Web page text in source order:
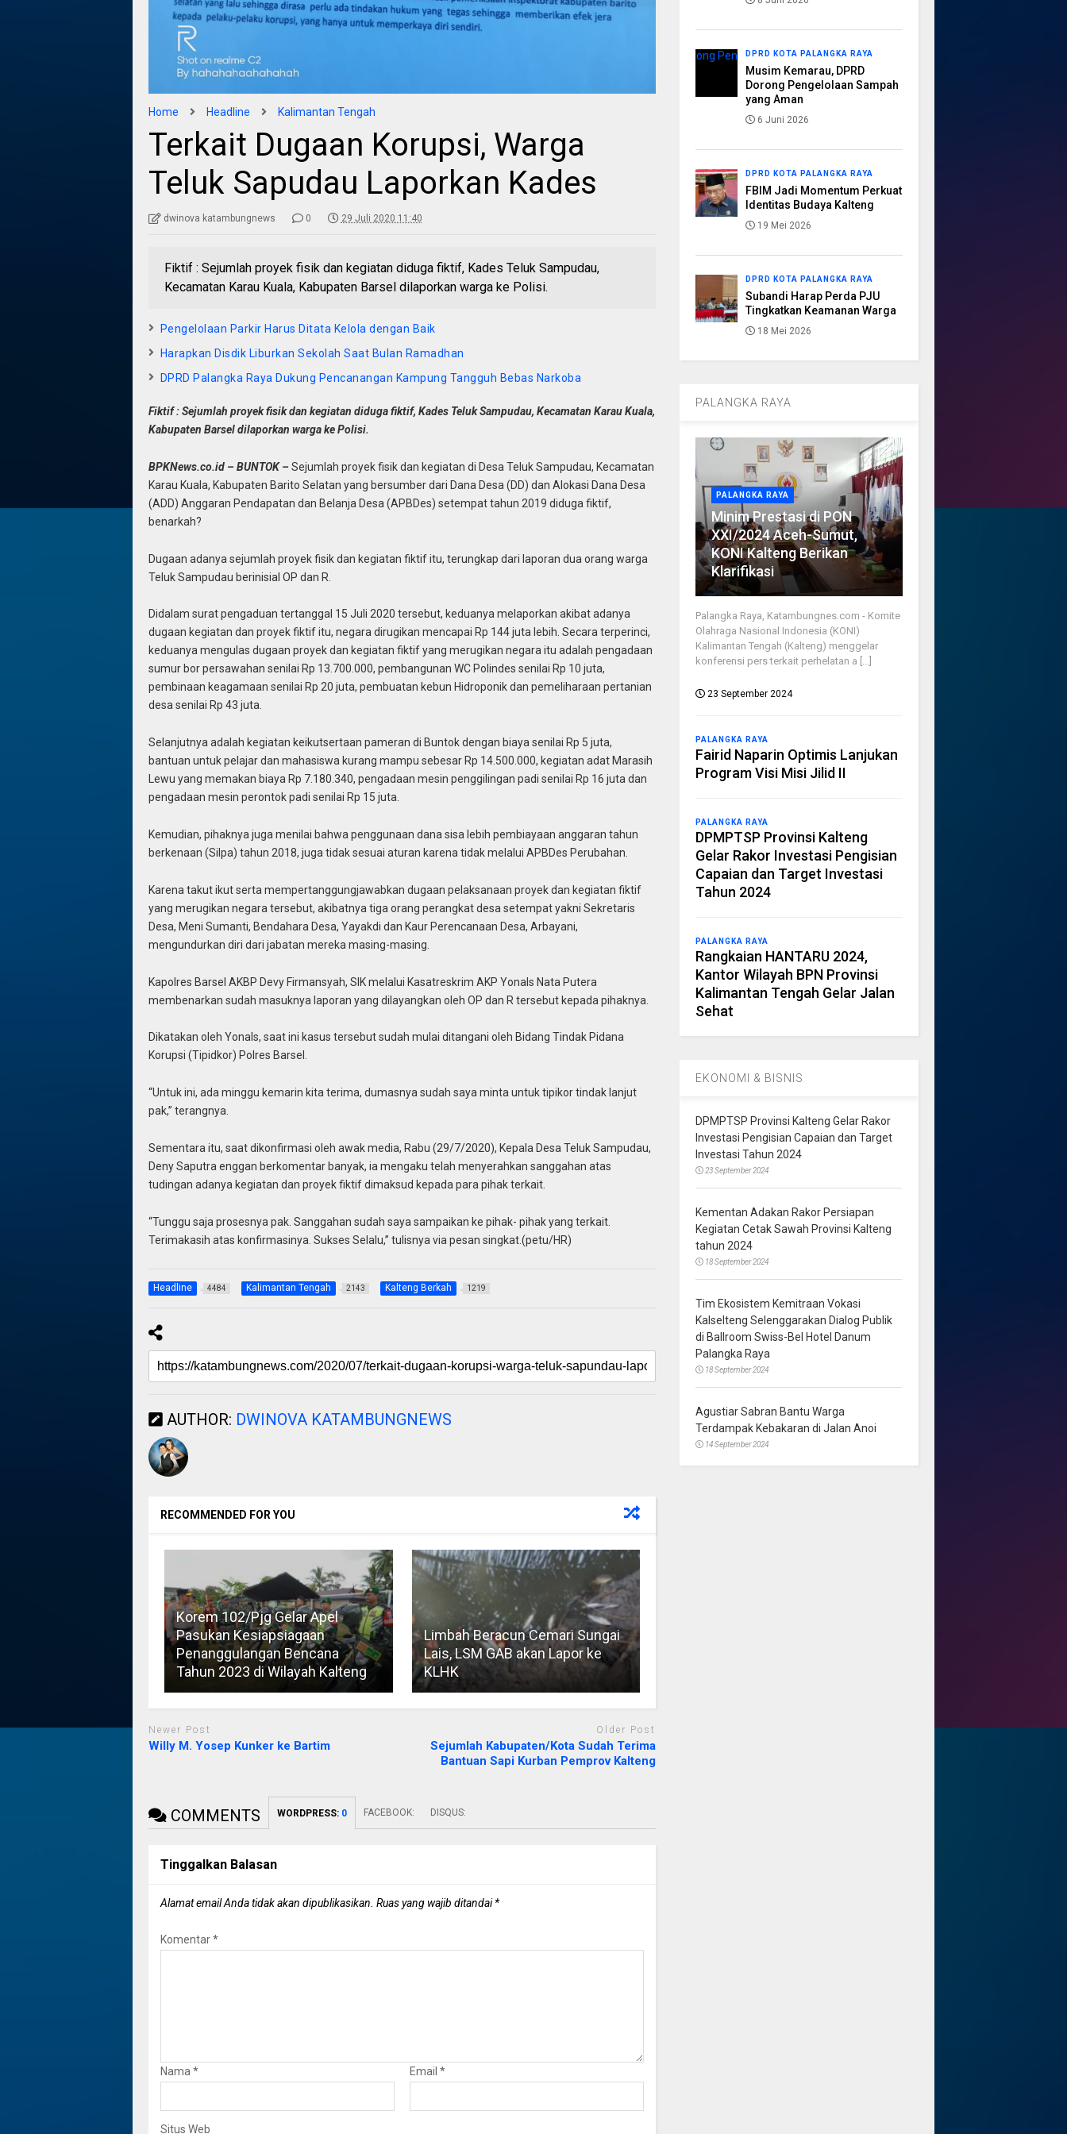
Home Headline Kalimantan Tengah
Terkait Dugaan Korupsi, Warga
Teluk Sapudau Laporkan Kades
dwinova katambungnews 0 29 Juli 2020 11:40
Fiktif : Sejumlah proyek fisik dan kegiatan diduga fiktif, Kades Teluk Sampudau,
Kecamatan Karau Kuala, Kabupaten Barsel dilaporkan warga ke Polisi.
Pengelolaan Parkir Harus Ditata Kelola dengan Baik
Harapkan Disdik Liburkan Sekolah Saat Bulan Ramadhan
DPRD Palangka Raya Dukung Pencanangan Kampung Tangguh Bebas Narkoba
Fiktif : Sejumlah proyek fisik dan kegiatan diduga fiktif, Kades Teluk Sampudau, Kecamatan Karau Kuala,
Kabupaten Barsel dilaporkan warga ke Polisi.
BPKNews.co.id – BUNTOK – Sejumlah proyek fisik dan kegiatan di Desa Teluk Sampudau, Kecamatan
Karau Kuala, Kabupaten Barito Selatan yang bersumber dari Dana Desa (DD) dan Alokasi Dana Desa
(ADD) Anggaran Pendapatan dan Belanja Desa (APBDes) setempat tahun 2019 diduga fiktif,
benarkah?
Dugaan adanya sejumlah proyek fisik dan kegiatan fiktif itu, terungkap dari laporan dua orang warga
Teluk Sampudau berinisial OP dan R.
Didalam surat pengaduan tertanggal 15 Juli 2020 tersebut, keduanya melaporkan akibat adanya
dugaan kegiatan dan proyek fiktif itu, negara dirugikan mencapai Rp 144 juta lebih. Secara terperinci,
keduanya mengulas dugaan proyek dan kegiatan fiktif yang merugikan negara itu adalah pengadaan
sumur bor persawahan senilai Rp 13.700.000, pembangunan WC Polindes senilai Rp 10 juta,
pembinaan keagamaan senilai Rp 20 juta, pembuatan kebun Hidroponik dan pemeliharaan pertanian
desa senilai Rp 43 juta.
Selanjutnya adalah kegiatan keikutsertaan pameran di Buntok dengan biaya senilai Rp 5 juta,
bantuan untuk pelajar dan mahasiswa kurang mampu sebesar Rp 14.500.000, kegiatan adat Marasih
Lewu yang memakan biaya Rp 7.180.340, pengadaan mesin penggilingan padi senilai Rp 16 juta dan
pengadaan mesin perontok padi senilai Rp 15 juta.
Kemudian, pihaknya juga menilai bahwa penggunaan dana sisa lebih pembiayaan anggaran tahun
berkenaan (Silpa) tahun 2018, juga tidak sesuai aturan karena tidak melalui APBDes Perubahan.
Karena takut ikut serta mempertanggungjawabkan dugaan pelaksanaan proyek dan kegiatan fiktif
yang merugikan negara tersebut, akibatnya tiga orang perangkat desa setempat yakni Sekretaris
Desa, Meni Sumanti, Bendahara Desa, Yayakdi dan Kaur Perencanaan Desa, Arbayani,
mengundurkan diri dari jabatan mereka masing-masing.
Kapolres Barsel AKBP Devy Firmansyah, SIK melalui Kasatreskrim AKP Yonals Nata Putera
membenarkan sudah masuknya laporan yang dilayangkan oleh OP dan R tersebut kepada pihaknya.
Dikatakan oleh Yonals, saat ini kasus tersebut sudah mulai ditangani oleh Bidang Tindak Pidana
Korupsi (Tipidkor) Polres Barsel.
“Untuk ini, ada minggu kemarin kita terima, dumasnya sudah saya minta untuk tipikor tindak lanjut
pak,” terangnya.
Sementara itu, saat dikonfirmasi oleh awak media, Rabu (29/7/2020), Kepala Desa Teluk Sampudau,
Deny Saputra enggan berkomentar banyak, ia mengaku telah menyerahkan sanggahan atas
tudingan adanya kegiatan dan proyek fiktif dimaksud kepada para pihak terkait.
“Tunggu saja prosesnya pak. Sanggahan sudah saya sampaikan ke pihak- pihak yang terkait.
Terimakasih atas konfirmasinya. Sukses Selalu,” tulisnya via pesan singkat.(petu/HR)
Headline 4484 Kalimantan Tengah 2143 Kalteng Berkah 1219
AUTHOR: DWINOVA KATAMBUNGNEWS
RECOMMENDED FOR YOU
Korem 102/Pjg Gelar Apel
Pasukan Kesiapsiagaan
Penanggulangan Bencana
Tahun 2023 di Wilayah Kalteng
Limbah Beracun Cemari Sungai
Lais, LSM GAB akan Lapor ke
KLHK
Newer Post
Willy M. Yosep Kunker ke Bartim
Older Post
Sejumlah Kabupaten/Kota Sudah Terima
Bantuan Sapi Kurban Pemprov Kalteng
COMMENTS WORDPRESS: 0 FACEBOOK: DISQUS:
Tinggalkan Balasan
Alamat email Anda tidak akan dipublikasikan. Ruas yang wajib ditandai*
Komentar*
Nama* Email *
Situs Web
DPRD KOTA PALANGKA RAYA
Musim Kemarau, DPRD
Dorong Pengelolaan Sampah
yang Aman
6 Juni 2026
DPRD KOTA PALANGKA RAYA
FBIM Jadi Momentum Perkuat
Identitas Budaya Kalteng
19 Mei 2026
DPRD KOTA PALANGKA RAYA
Subandi Harap Perda PJU
Tingkatkan Keamanan Warga
18 Mei 2026
PALANGKA RAYA
PALANGKA RAYA
Minim Prestasi di PON
XXI/2024 Aceh-Sumut,
KONI Kalteng Berikan
Klarifikasi
Palangka Raya, Katambungnes.com - Komite
Olahraga Nasional Indonesia (KONI)
Kalimantan Tengah (Kalteng) menggelar
konferensi pers terkait perhelatan a [...]
23 September 2024
PALANGKA RAYA
Fairid Naparin Optimis Lanjukan
Program Visi Misi Jilid II
PALANGKA RAYA
DPMPTSP Provinsi Kalteng
Gelar Rakor Investasi Pengisian
Capaian dan Target Investasi
Tahun 2024
PALANGKA RAYA
Rangkaian HANTARU 2024,
Kantor Wilayah BPN Provinsi
Kalimantan Tengah Gelar Jalan
Sehat
EKONOMI & BISNIS
DPMPTSP Provinsi Kalteng Gelar Rakor
Investasi Pengisian Capaian dan Target
Investasi Tahun 2024
23 September 2024
Kementan Adakan Rakor Persiapan
Kegiatan Cetak Sawah Provinsi Kalteng
tahun 2024
18 September 2024
Tim Ekosistem Kemitraan Vokasi
Kalselteng Selenggarakan Dialog Publik
di Ballroom Swiss-Bel Hotel Danum
Palangka Raya
18 September 2024
Agustiar Sabran Bantu Warga
Terdampak Kebakaran di Jalan Anoi
14 September 2024